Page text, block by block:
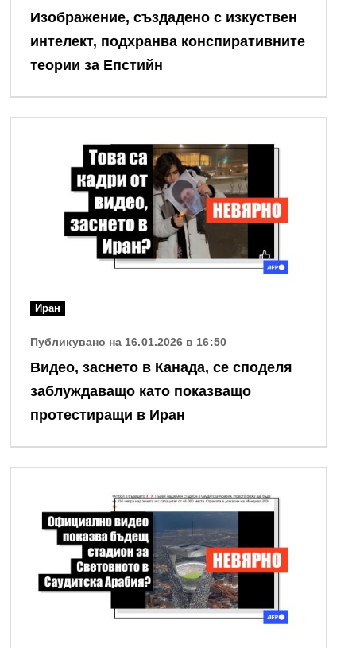
Изображение, създадено с изкуствен
интелект, подхранва конспиративните
теории за Епстийн
Иран
Публикувано на 16.01.2026 в 16:50
Видео, заснето в Канада, се споделя
заблуждаващо като показващо
протестиращи в Иран